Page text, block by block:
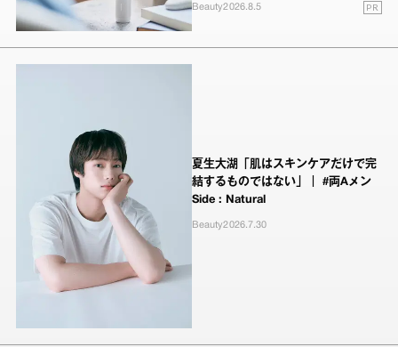
Beauty2026.8.5 PR
夏生大湖「肌はスキンケアだけで完
結するものではない」｜ #両Aメン
Side : Natural
Beauty2026.7.30